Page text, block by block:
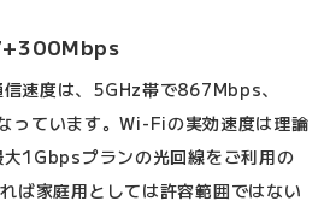
速度は、5GHz帯で867Mbps、
ています。Wi-Fiの実効速度は理論
1Gbpsプランの光回線をご利用の
ば家庭用としては許容範囲ではない